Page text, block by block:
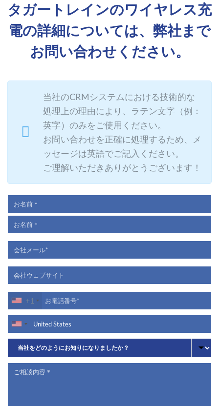
タガートレインのワイヤレス充
電の詳細については、弊社まで
お問い合わせください。
当社のCRMシステムにおける技術的な
処理上の理由により、ラテン文字（例：
英字）のみをご使用ください。
お問い合わせを正確に処理するため、メ
ッセージは英語でご記入ください。
ご理解いただきありがとうございます！
+1